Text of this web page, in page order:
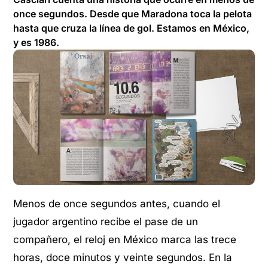
once segundos. Desde que Maradona toca la pelota
hasta que cruza la línea de gol. Estamos en México,
y es 1986.
Menos de once segundos antes, cuando el
jugador argentino recibe el pase de un
compañero, el reloj en México marca las trece
horas, doce minutos y veinte segundos. En la